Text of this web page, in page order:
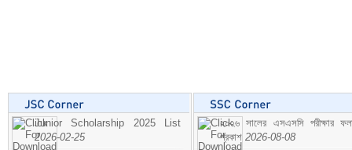
Junior Scholarship 2025 List
2026-02-25
২০২৬ সালের এসএসসি পরীক্ষার
প্রকাশ 2026-08-08